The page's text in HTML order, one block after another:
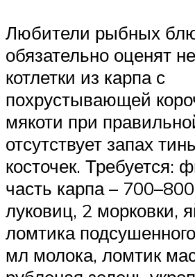
Любители рыбных
обязательно оценят
котлетки из карпа с
похрустывающей
мякоти при
отсутствует запах
косточек. Требуется:
часть карпа –
луковиц, 2 морковки,
ломтика
мл молока, ломтик